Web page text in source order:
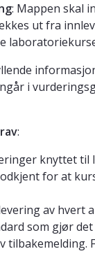
: Mappen skal
ut fra
i
:
knyttet
for at
av hvert
som gjør
tilbakemelding.